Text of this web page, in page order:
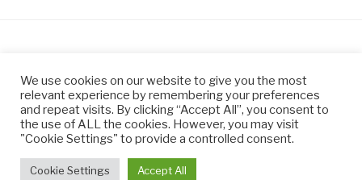
© CLAIRE JEANNIN CÉRAMIQUES
Fièrement propulsé par WordPress
We use cookies on our website to give you the most
relevant experience by remembering your preferences
and repeat visits. By clicking “Accept All”, you consent to
the use of ALL the cookies. However, you may visit
"Cookie Settings" to provide a controlled consent.
Cookie Settings Accept All